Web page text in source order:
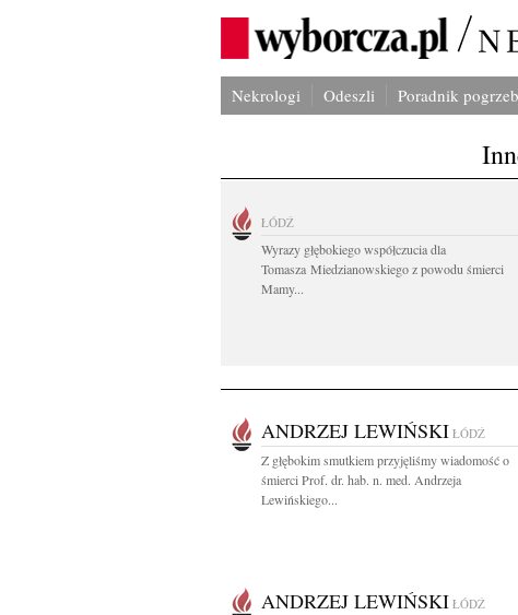
Nekrologi Odeszli Poradnik
ŁÓDŹ
Wyrazy głębokiego współczucia dla
Tomasza Miedzianowskiego z powodu śmierci
Mamy...
ANDRZEJ LEWIŃSKI ŁÓDŹ
Z głębokim smutkiem przyjęliśmy wiadomość o
śmierci Prof. dr. hab. n. med. Andrzeja
Lewińskiego...
ANDRZEJ LEWIŃSKI ŁÓDŹ